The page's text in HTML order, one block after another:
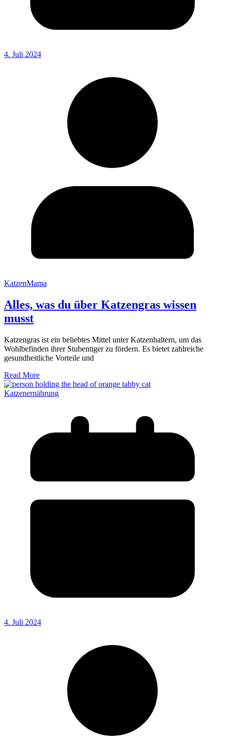
4. Juli 2024
KatzenMama
Alles, was du über Katzengras wissen
musst
Katzengras ist ein beliebtes Mittel unter Katzenhaltern, um das
Wohlbefinden ihrer Stubentiger zu fördern. Es bietet zahlreiche
gesundheitliche Vorteile und
Read More
Katzenernährung
4. Juli 2024